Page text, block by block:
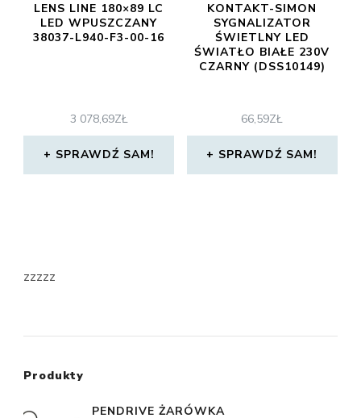
LENS LINE 180×89 LC
LED WPUSZCZANY
38037-L940-F3-00-16
3 078,69ZŁ
SPRAWDŹ SAM!
KONTAKT-SIMON
SYGNALIZATOR
ŚWIETLNY LED
ŚWIATŁO BIAŁE 230V
CZARNY (DSS10149)
66,59ZŁ
SPRAWDŹ SAM!
zzzzz
Produkty
PENDRIVE ŻARÓWKA